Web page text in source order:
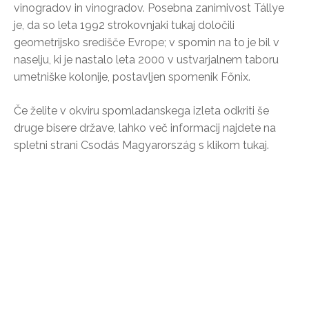
vinogradov in vinogradov. Posebna zanimivost Tállye
je, da so leta 1992 strokovnjaki tukaj določili
geometrijsko središče Evrope; v spomin na to je bil v
naselju, ki je nastalo leta 2000 v ustvarjalnem taboru
umetniške kolonije, postavljen spomenik Főnix.
Če želite v okviru spomladanskega izleta odkriti še
druge bisere države, lahko več informacij najdete na
spletni strani Csodás Magyarország s klikom tukaj.